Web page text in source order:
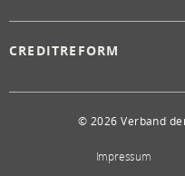
CREDITREFORM
© 2026 Verband
Impressum